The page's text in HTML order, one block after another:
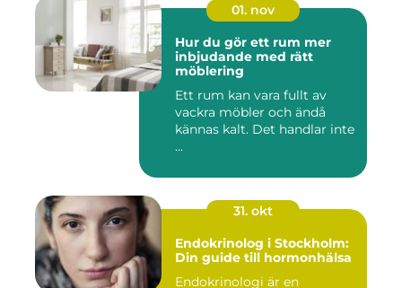
01. nov
Hur du gör ett rum mer
inbjudande med rätt
möblering
Ett rum kan vara fullt av
vackra möbler och ändå
kännas kalt. Det handlar inte
...
31. okt
Endokrinolog i Stockholm:
Din guide till hormonhälsa
Endokrinologi är en